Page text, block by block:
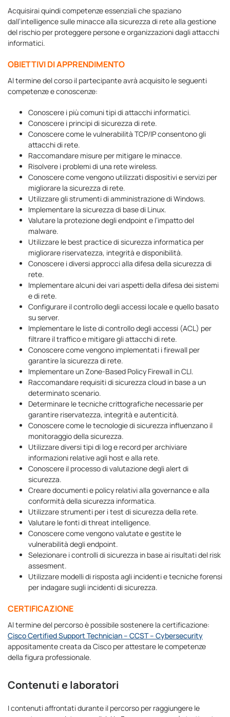
Acquisirai quindi competenze essenziali che spaziano
dall’intelligence sulle minacce alla sicurezza di rete alla gestione
del rischio per proteggere persone e organizzazioni dagli attacchi
informatici.
OBIETTIVI DI APPRENDIMENTO
Al termine del corso il partecipante avrà acquisito le seguenti
competenze e conoscenze:
Conoscere i più comuni tipi di attacchi informatici.
Conoscere i principi di sicurezza di rete.
Conoscere come le vulnerabilità TCP/IP consentono gli
attacchi di rete.
Raccomandare misure per mitigare le minacce.
Risolvere i problemi di una rete wireless.
Conoscere come vengono utilizzati dispositivi e servizi per
migliorare la sicurezza di rete.
Utilizzare gli strumenti di amministrazione di Windows.
Implementare la sicurezza di base di Linux.
Valutare la protezione degli endpoint e l’impatto del
malware.
Utilizzare le best practice di sicurezza informatica per
migliorare riservatezza, integrità e disponibilità.
Conoscere i diversi approcci alla difesa della sicurezza di
rete.
Implementare alcuni dei vari aspetti della difesa dei sistemi
e di rete.
Configurare il controllo degli accessi locale e quello basato
su server.
Implementare le liste di controllo degli accessi (ACL) per
filtrare il traffico e mitigare gli attacchi di rete.
Conoscere come vengono implementati i firewall per
garantire la sicurezza di rete.
Implementare un Zone-Based Policy Firewall in CLI.
Raccomandare requisiti di sicurezza cloud in base a un
determinato scenario.
Determinare le tecniche crittografiche necessarie per
garantire riservatezza, integrità e autenticità.
Conoscere come le tecnologie di sicurezza influenzano il
monitoraggio della sicurezza.
Utilizzare diversi tipi di log e record per archiviare
informazioni relative agli host e alla rete.
Conoscere il processo di valutazione degli alert di
sicurezza.
Creare documenti e policy relativi alla governance e alla
conformità della sicurezza informatica.
Utilizzare strumenti per i test di sicurezza della rete.
Valutare le fonti di threat intelligence.
Conoscere come vengono valutate e gestite le
vulnerabilità degli endpoint.
Selezionare i controlli di sicurezza in base ai risultati del risk
assesment.
Utilizzare modelli di risposta agli incidenti e tecniche forensi
per indagare sugli incidenti di sicurezza.
CERTIFICAZIONE
Al termine del percorso è possibile sostenere la certificazione:
Cisco Certified Support Technician – CCST – Cybersecurity
appositamente creata da Cisco per attestare le competenze
della figura professionale.
Contenuti e laboratori
I contenuti affrontati durante il percorso per raggiungere le